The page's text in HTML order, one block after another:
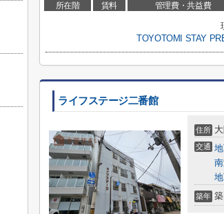
所在階 賃料 管理費・共益費
TOYOTOMI STAY
ライフステージ二番館
住所
交通
築年